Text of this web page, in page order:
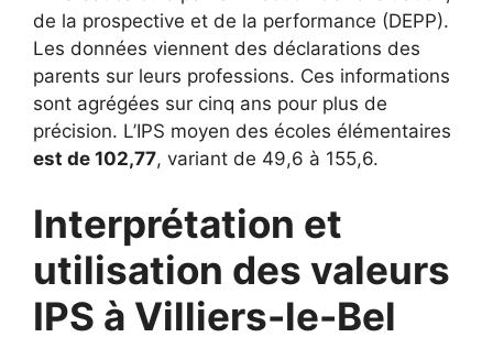
de la prospective et de la performance (DEPP).
Les données viennent des déclarations des
parents sur leurs professions. Ces informations
sont agrégées sur cinq ans pour plus de
précision. L’IPS moyen des écoles élémentaires
est de 102,77, variant de 49,6 à 155,6.
Interprétation et
utilisation des valeurs
IPS à Villiers-le-Bel